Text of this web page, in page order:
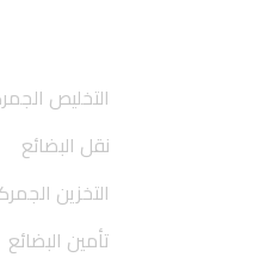
التخليص
نقل البضائع
التخزين
تأمين البضائع